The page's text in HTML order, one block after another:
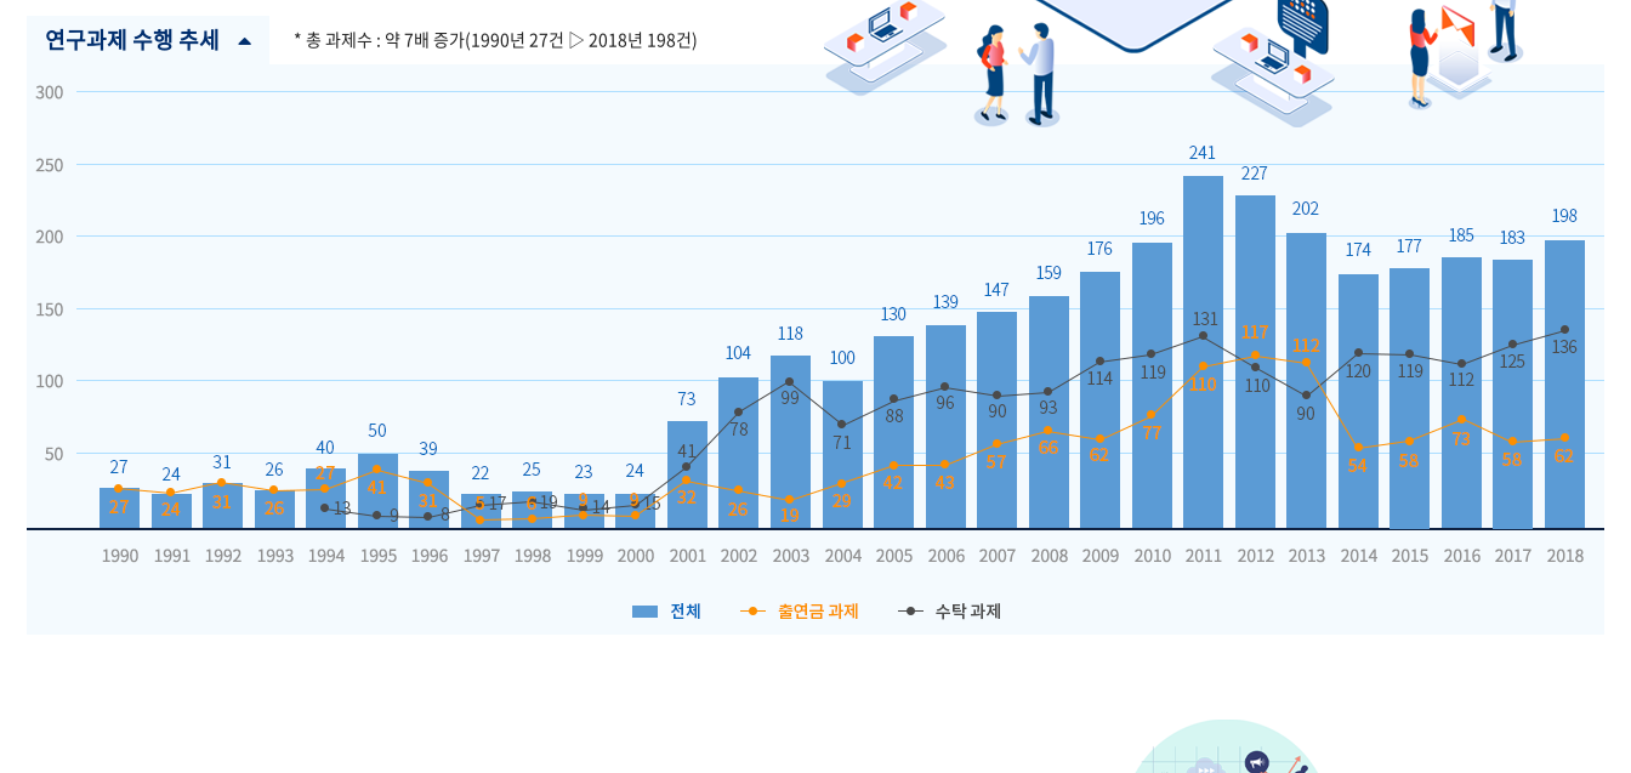
연구과제 수행 추세 * 총 과제수 : 약 7배 증가(1990년 27건 ▷ 2018년 198건)